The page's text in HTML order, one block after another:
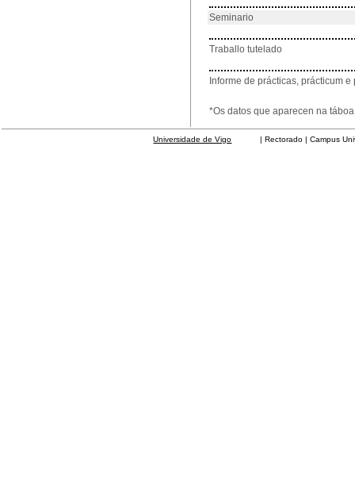
Seminario
Traballo tutelado
Informe de prácticas, prácticum
*Os datos que aparecen na
Universidade de Vigo | Rectorado | Campus